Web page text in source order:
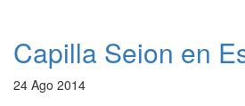
Capilla Seion en
24 Ago 2014